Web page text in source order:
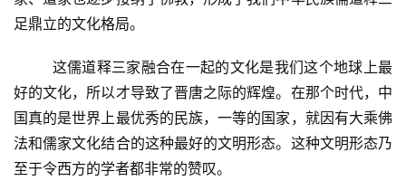
点
僧
高
僧
访
谈
足鼎立的文化格局。
这儒道释三家融合在一起的文化是我们这个地球上最
好的文化，所以才导致了晋唐之际的辉煌。在那个时代，中
国真的是世界上最优秀的民族，一等的国家，就因有大乘佛
法和儒家文化结合的这种最好的文明形态。这种文明形态乃
至于令西方的学者都非常的赞叹。